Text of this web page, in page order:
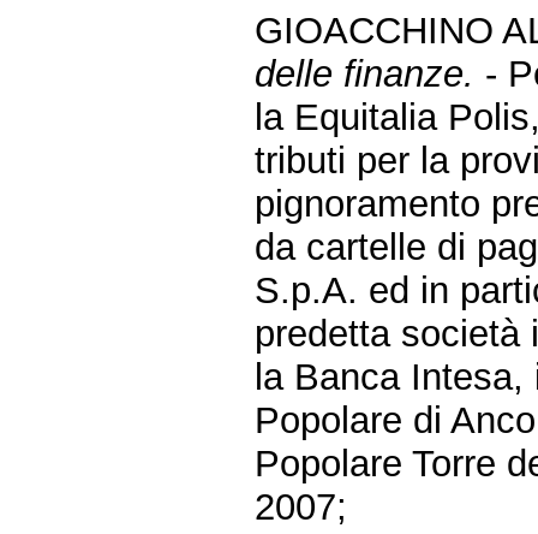
GIOACCHINO
delle finanze. -
la Equitalia
tributi per la
pignoramento
da cartelle di
S.p.A. ed in
predetta società
la Banca
Popolare di
Popolare Torre
2007;